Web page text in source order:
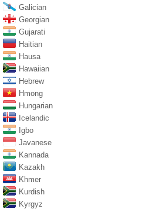
Galician
Georgian
Gujarati
Haitian
Hausa
Hawaiian
Hebrew
Hmong
Hungarian
Icelandic
Igbo
Javanese
Kannada
Kazakh
Khmer
Kurdish
Kyrgyz